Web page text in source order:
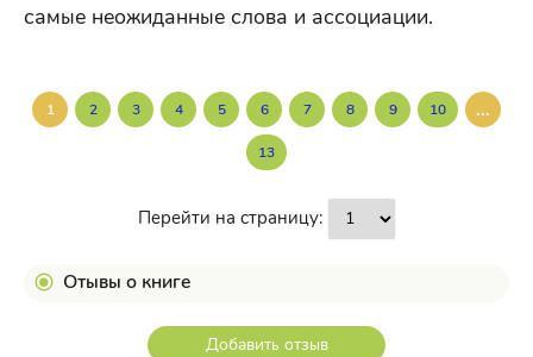
самые неожиданные слова и ассоциации.
1 2 3 4 5 6 7 8 9 10 ...
13
Перейти на страницу:
Отывы о книге
Добавить отзыв